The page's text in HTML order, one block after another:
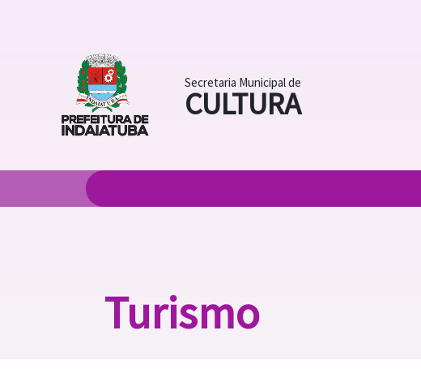
Secretaria Municipal de
CULTURA
Turismo